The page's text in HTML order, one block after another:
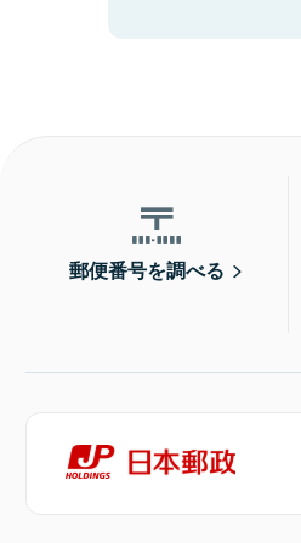
郵便番号を調べる